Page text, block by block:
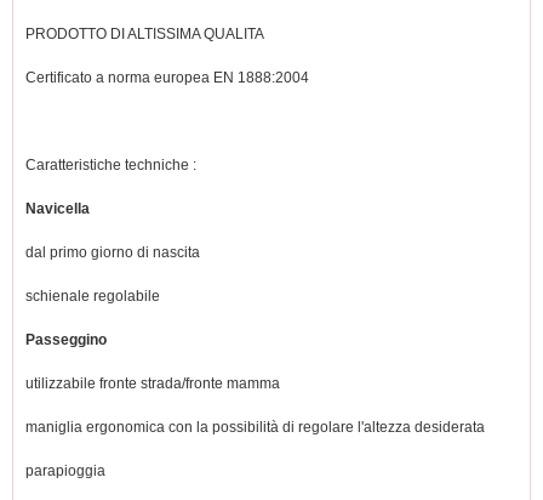
PRODOTTO DI ALTISSIMA QUALITA
Certificato a norma europea EN 1888:2004
Caratteristiche techniche :
Navicella
dal primo giorno di nascita
schienale regolabile
Passeggino
utilizzabile fronte strada/fronte mamma
maniglia ergonomica con la possibilità di regolare l'altezza desiderata
parapioggia